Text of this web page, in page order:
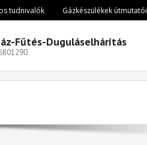
tudnivalók Gázkészülékek útmutatói
Fűtés-Duguláselhárítás